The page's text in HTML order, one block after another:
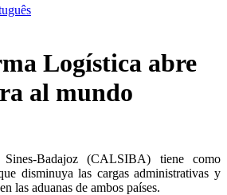
Logística abre
al mundo
Badajoz (CALSIBA) tiene como
disminuya las cargas administrativas y
las aduanas de ambos países.